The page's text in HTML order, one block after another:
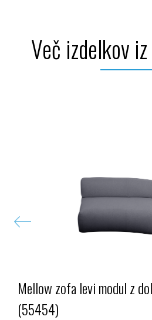
Več izdelkov
Mellow zofa levi modul z
(55454)